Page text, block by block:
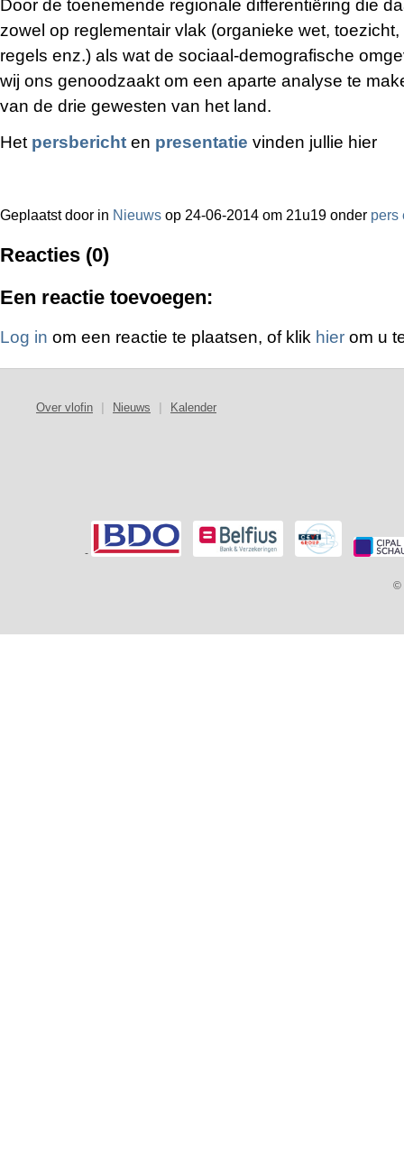
Door de toenemende regionale differentiëring die
zowel op reglementair vlak (organieke wet,
regels enz.) als wat de sociaal-demografische
wij ons genoodzaakt om een aparte analyse te
van de drie gewesten van het land.
Het persbericht en presentatie vinden jullie hier
Geplaatst door in Nieuws op 24-06-2014 om 21u19 onder pers
Reacties (0)
Een reactie toevoegen:
Log in om een reactie te plaatsen, of klik hier om u
Over vlofin Nieuws Kalender
-
©